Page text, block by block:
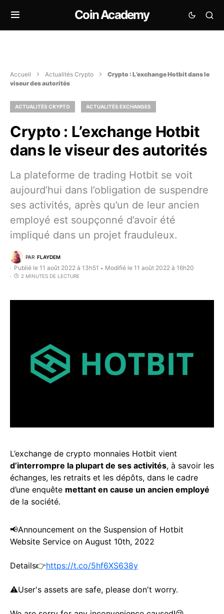
Coin Academy
Accueil Actualités Crypto
Crypto : L’exchange Hotbit dans le
viseur des autorités
ACTUALITÉS CRYPTO ACTUALITÉS EXCHANGES
Crypto : L’exchange Hotbit
dans le viseur des autorités
La plateforme de trading Hotbit se voit
aujourd’hui dans l’obligation de suspendre
ses activités, après qu’un de leur ancien
employé est soupçonné d’avoir été
impliqué dans un projet frauduleux.
PAR FLAYDEM
Publié le 11 août 2022 à 13h51 • Modifié le 11 août 2022 à 16h20
2 MINUTES DE LECTURE
L’exchange de crypto monnaies Hotbit vient
d’interrompre la plupart de ses activités, à savoir les
échanges, les retraits et les dépôts, dans le cadre
d’une enquête mettant en cause un ancien employé
de la société.
📢Announcement on the Suspension of Hotbit
Website Service on August 10th, 2022
Details👉https://t.co/5hf6XS638y
⚠️User's assets are safe, please don't worry.